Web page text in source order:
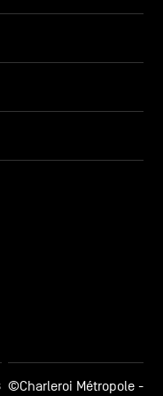
©Charleroi Métropole -